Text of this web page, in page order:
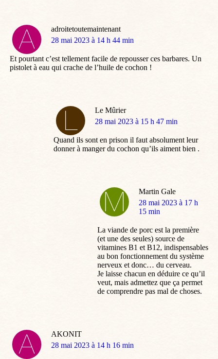
adroitetoutemaintenant
dit
28 mai 2023 à 14 h 44 min
Et pourtant c’est tellement facile de repousser ces barbares. Un
pistolet à eau qui crache de l’huile de cochon !
Le Mûrier
dit
28 mai 2023 à 15 h 47 min
Quand ils sont en prison il faut absolument leur
donner à manger du cochon qu’ils aiment bien .
Martin Gale
dit
:
28 mai 2023 à 17 h
15 min
La viande de porc est la première
(et une des seules) source de
vitamines B1 et B12, indispensables
au bon fonctionnement du système
nerveux et donc… du cerveau.
Je laisse chacun en déduire ce qu’il
veut, mais admettez que ça permet
de comprendre pas mal de choses.
AKONIT
dit
28 mai 2023 à 14 h 16 min